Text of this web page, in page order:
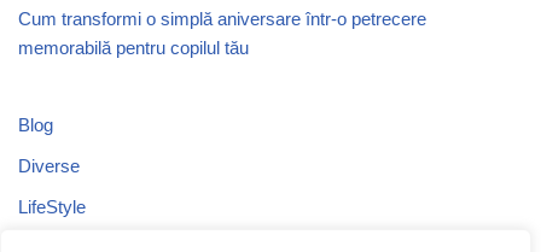
Cum transformi o simplă aniversare într-o petrecere
memorabilă pentru copilul tău
Blog
Diverse
LifeStyle